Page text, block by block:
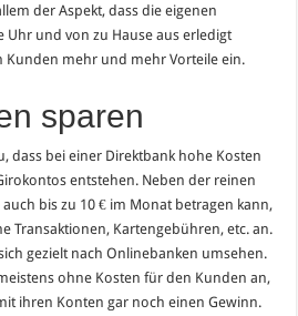
der Aspekt, dass die eigenen
Uhr und von zu Hause aus erledigt
mehr und mehr Vorteile ein.
sparen
dass bei einer Direktbank hohe Kosten
entstehen. Neben der reinen
bis zu 10 € im Monat betragen kann,
Transaktionen, Kartengebühren, etc. an.
gezielt nach Onlinebanken umsehen.
ohne Kosten für den Kunden an,
ihren Konten gar noch einen Gewinn.